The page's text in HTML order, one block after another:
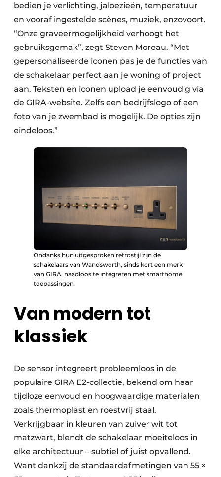
bedien je verlichting, jaloezieën, temperatuur
en vooraf ingestelde scènes, muziek, enzovoort.
“Onze graveer­mogelijk­heid verhoogt het
gebruiks­gemak”, zegt Steven Moreau. “Met
gepersonaliseerde iconen pas je de functies van
de schakelaar perfect aan je woning of project
aan. Teksten en iconen upload je eenvoudig via
de GIRA-website. Zelfs een bedrijfslogo of een
foto van je zwembad is mogelijk. De opties zijn
eindeloos.”
Ondanks hun uitgesproken retrostijl zijn de
schakelaars van Wandsworth, sinds kort een merk
van GIRA, naadloos te integreren met smarthome
toepassingen.
Van modern tot
klassiek
De sensor integreert probleemloos in de
populaire GIRA E2-collectie, bekend om haar
tijd­loze een­voud en hoogwaardige materialen
zoals thermo­plast en roestvrij staal.
Verkrijgbaar in kleuren van zuiver wit tot
matzwart, blendt de schakelaar moeiteloos in
elke architectuur – subtiel of juist opvallend.
Want dankzij de standaardafmetingen van 55 ×